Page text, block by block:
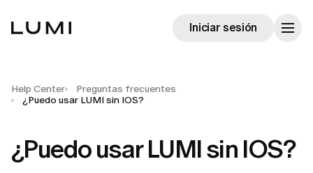
Iniciar sesión
Help Center
Preguntas frecuentes
¿Puedo usar LUMI sin IOS?
¿Puedo usar LUMI sin IOS?